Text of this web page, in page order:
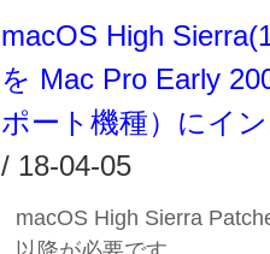
macOS High
を Mac Pro Early
ポート機種）にイ
/ 18-04-05
macOS High Sierra